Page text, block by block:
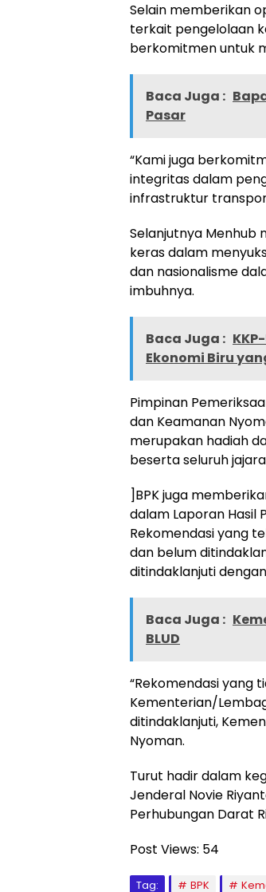
Selain memberikan
terkait pengelolaan
berkomitmen untuk
Baca Juga :
Pasar
“Kami juga
integritas dalam
infrastruktur
Selanjutnya Menhub
keras dalam
dan nasionalisme
imbuhnya.
Baca Juga :
Ekonomi Biru
Pimpinan
dan Keamanan
merupakan hadiah
beserta seluruh
]BPK juga
dalam Laporan Hasil
Rekomendasi yang
dan belum
ditindaklanjuti
Baca Juga :
BLUD
“Rekomendasi yang
Kementerian/
ditindaklanjuti,
Nyoman.
Turut hadir dalam
Jenderal Novie
Perhubungan Darat
Post Views: 54
Tag: BPK